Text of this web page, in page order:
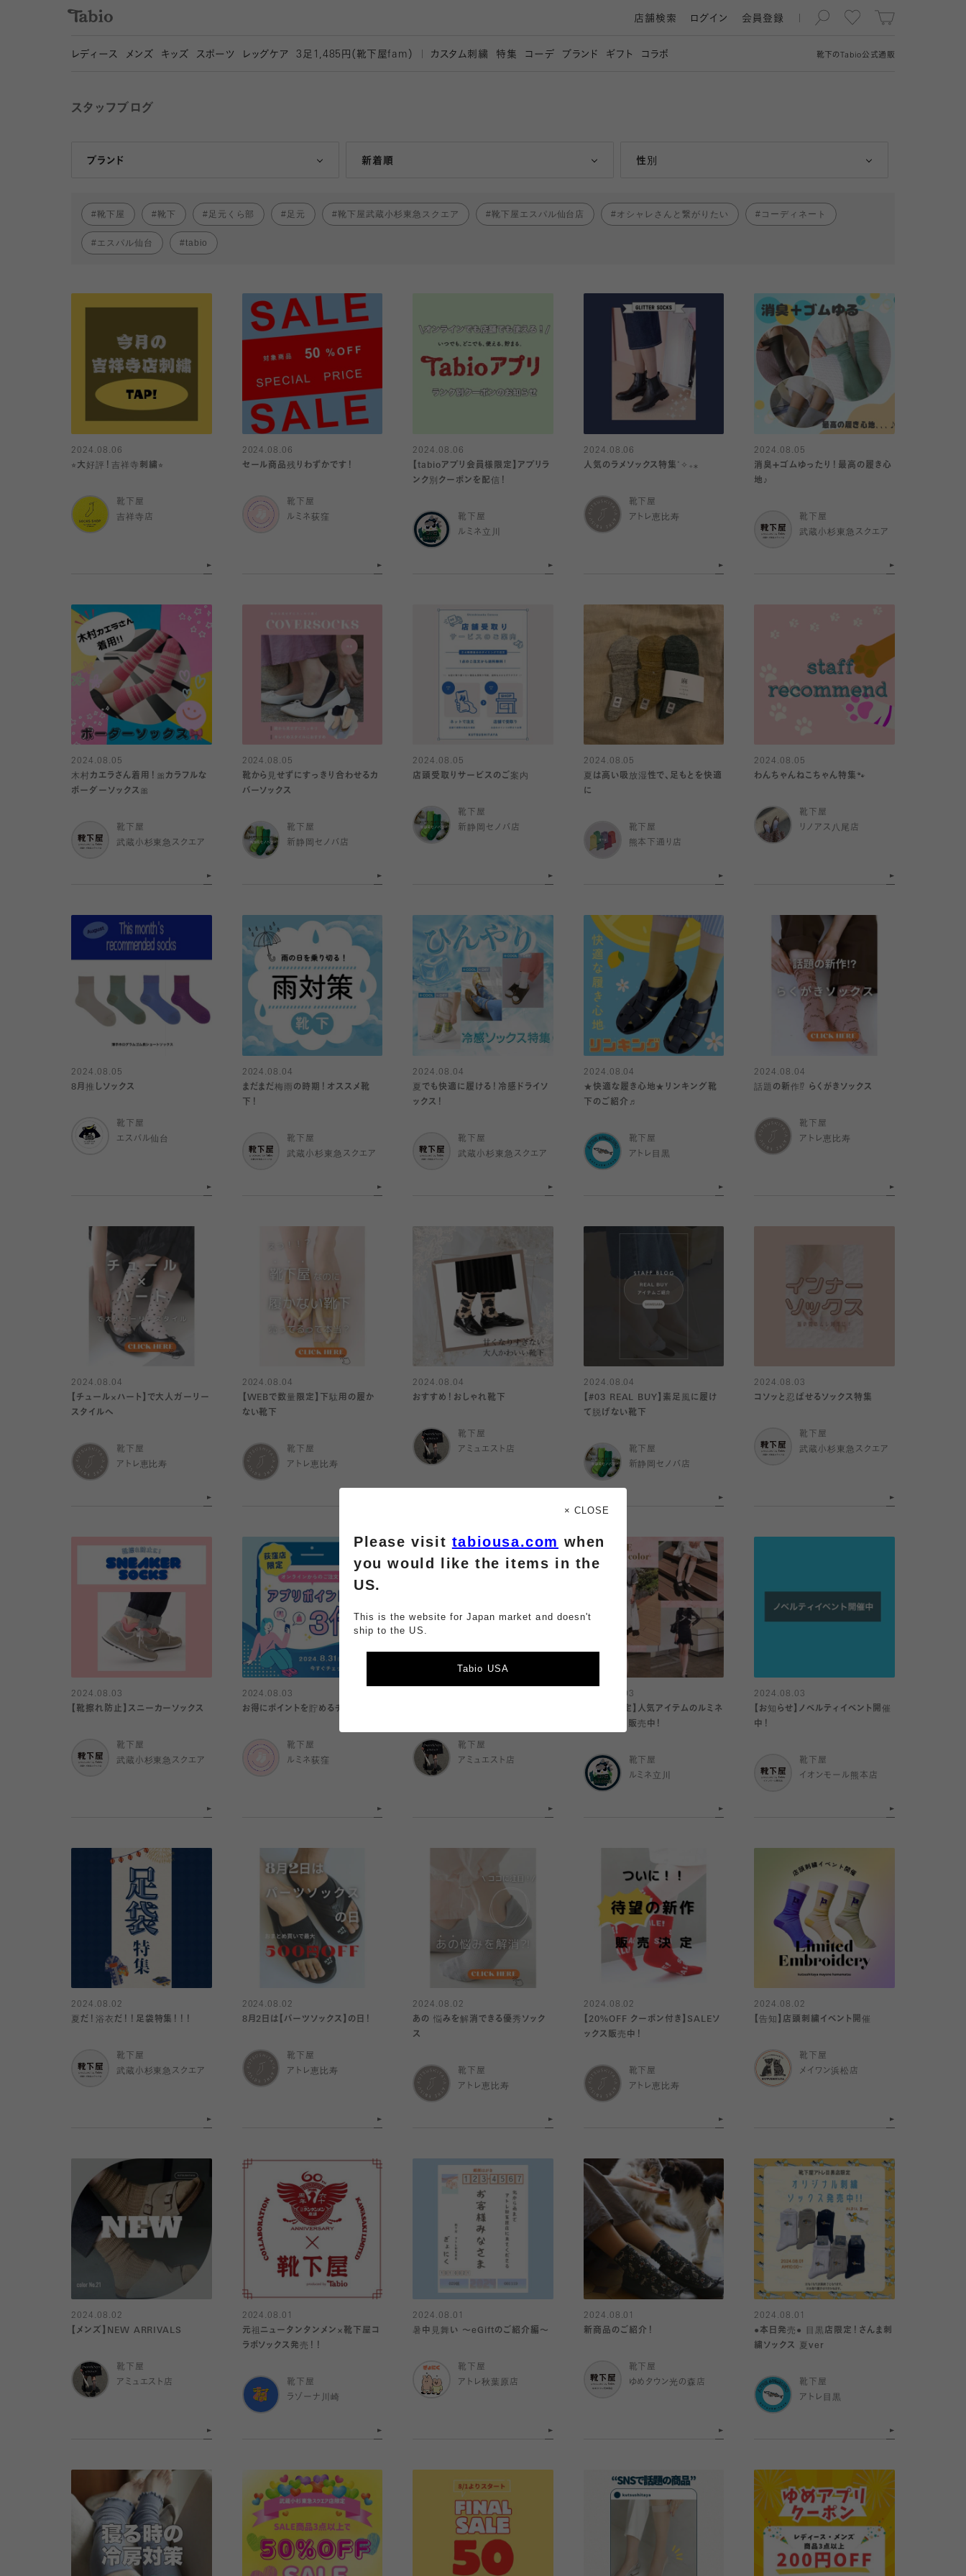
靴下の Tabio公式通販
店舗検索 ログイン 会員登録
レディース メンズ キッズ スポーツ レッグケア 3 足1,485円（靴下屋fam） カスタム刺繍 特集 コーデ ブランド ギフト コラボ
スタッフブログ
ブランド
Tabio 新着順
人気ランキング順 性別
女性
靴下屋 靴下 足元くら部 足元 靴下屋武蔵小杉東急スクエア 靴下屋エスパル仙台店 オシャレさんと繋がりたい コーディネート
エスパル仙台 tabio
2024.08.06
⭐︎大好評！吉祥寺刺繍⭐︎
靴下屋
吉祥寺店
2024.08.06
セール商品残りわずかです！
靴下屋
ルミネ荻窪
2024.08.06
【tabioアプリ会員様限定】アプリラ
ンク別クーポンを配信！
靴下屋
ルミネ立川
2024.08.06
人気のラメソックス特集˚✧₊⁎
靴下屋
アトレ恵比寿
2024.08.05
消臭➕ゴムゆったり！最高の履き心
地♪
靴下屋
武蔵小杉東急スクエア
2024.08.05
木村カエラさん着用！🎀カラフルな
ボーダーソックス🎀
靴下屋
武蔵小杉東急スクエア
2024.08.05
靴から見せずにすっきり合わせるカ
バーソックス
靴下屋
新静岡セノバ店
2024.08.05
店頭受取りサービスのご案内
靴下屋
新静岡セノバ店
2024.08.05
夏は高い吸放湿性で、足もとを快適
に
靴下屋
熊本下通り店
2024.08.05
わんちゃんねこちゃん特集🐾
靴下屋
リノアス八尾店
2024.08.05
8月推しソックス
靴下屋
エスパル仙台
2024.08.04
まだまだ梅雨の時期！オススメ靴
下！
靴下屋
武蔵小杉東急スクエア
2024.08.04
夏でも快適に履ける！冷感ドライソ
ックス！
靴下屋
武蔵小杉東急スクエア
2024.08.04
★快適な履き心地★リンキング靴
下のご紹介♬
靴下屋
アトレ目黒
2024.08.04
話題の新作⁉︎ らくがきソックス
靴下屋
アトレ恵比寿
2024.08.04
【チュール×ハート】で大人ガーリー
スタイルへ
靴下屋
アトレ恵比寿
2024.08.04
【WEBで数量限定】下駄用の履か
ない靴下
靴下屋
アトレ恵比寿
2024.08.04
おすすめ！おしゃれ靴下
靴下屋
アミュエスト店
2024.08.04
【#03 REAL BUY】素足風に履け
て脱げない靴下
靴下屋
新静岡セノバ店
2024.08.03
コソッと忍ばせるソックス特集
靴下屋
武蔵小杉東急スクエア
2024.08.03
【靴擦れ防止】スニーカーソックス
靴下屋
武蔵小杉東急スクエア
2024.08.03
お得にポイントを貯めるチャンス！
靴下屋
ルミネ荻窪
靴下屋
アミュエスト店
2024.08.03
【ルミネ限定】人気アイテムのルミネ
限定カラー販売中！
靴下屋
ルミネ立川
2024.08.03
【お知らせ】ノベルティイベント開催
中！
靴下屋
イオンモール熊本店
2024.08.02
夏だ！浴衣だ！！足袋特集！！！
靴下屋
武蔵小杉東急スクエア
2024.08.02
8月2日は【パーツソックス】の日！
靴下屋
アトレ恵比寿
2024.08.02
あの 悩みを解消できる優秀ソック
ス
靴下屋
アトレ恵比寿
2024.08.02
【20%OFF クーポン付き】SALEソ
ックス販売中！
靴下屋
アトレ恵比寿
2024.08.02
【告知】店頭刺繍イベント開催
靴下屋
メイワン浜松店
2024.08.02
【メンズ】NEW ARRIVALS
靴下屋
アミュエスト店
2024.08.01
元祖ニュータンタンメン×靴下屋コ
ラボソックス発売！！
靴下屋
ラゾーナ川崎
2024.08.01
暑中見舞い 〜eGiftのご紹介編〜
靴下屋
アトレ秋葉原店
2024.08.01
新商品のご紹介！
靴下屋
ゆめタウン光の森店
2024.08.01
●本日発売● 目黒店限定！さんま刺
繍ソックス 夏ver
靴下屋
アトレ目黒
× CLOSE
Please visit tabiousa.com when
you would like the items in the
US.
This is the website for Japan market and doesn't
ship to the US.
Tabio USA